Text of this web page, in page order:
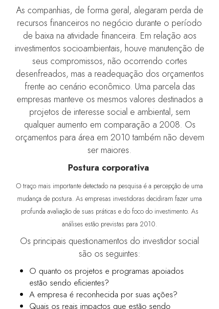
As companhias, de forma geral, alegaram perda de
recursos financeiros no negócio durante o período
de baixa na atividade financeira. Em relação aos
investimentos socioambientais, houve manutenção de
seus compromissos, não ocorrendo cortes
desenfreados, mas a readequação dos orçamentos
frente ao cenário econômico. Uma parcela das
empresas manteve os mesmos valores destinados a
projetos de interesse social e ambiental, sem
qualquer aumento em comparação a 2008. Os
orçamentos para área em 2010 também não devem
ser maiores.
Postura corporativa
O traço mais importante detectado na pesquisa é a percepção de uma
mudança de postura. As empresas investidoras decidiram fazer uma
profunda avaliação de suas práticas e do foco do investimento. As
análises estão previstas para 2010.
Os principais questionamentos do investidor social
são os seguintes:
O quanto os projetos e programas apoiados
estão sendo eficientes?
A empresa é reconhecida por suas ações?
Quais os reais impactos que estão sendo